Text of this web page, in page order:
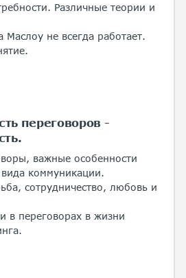
Различные теории и
не всегда работает.
переговоров -
важные особенности
коммуникации.
сотрудничество, любовь и
в переговорах в жизни